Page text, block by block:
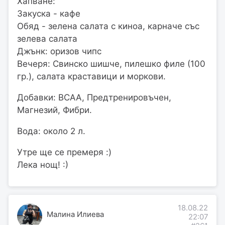
Закуска - кафе
Обяд - зелена салата с киноа, карначе със
зелева салата
Джънк: оризов чипс
Вечеря: Свинско шишче, пилешко филе (100
гр.), салата краставици и моркови.
Добавки: BCAA, Предтренировъчен,
Магнезий, Фибри.
Вода: около 2 л.
Утре ще се премеря :)
Лека нощ! :)
Малина Илиева
18.08.22
22:07